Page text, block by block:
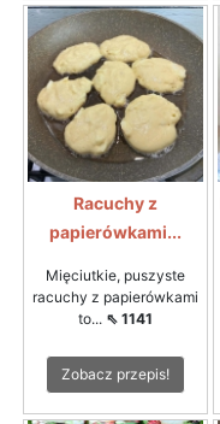
Racuchy z
papierówkami...
Mięciutkie, puszyste
racuchy z papierówkami
to... ⇖ 1141
Zobacz przepis!